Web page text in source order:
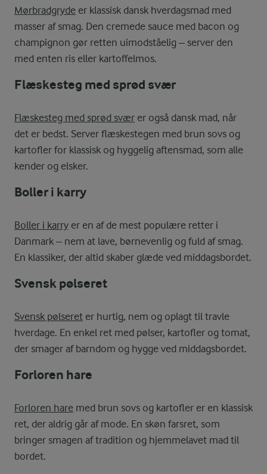
Mørbradgryde er klassisk dansk hverdagsmad med
masser af smag. Den cremede sauce med bacon og
champignon gør retten uimodståelig – server den
med enten ris eller kartoffelmos.
Flæskesteg med sprød svær
Flæskesteg med sprød svær er også dansk mad, når
det er bedst. Server flæskestegen med brun sovs og
kartofler for klassisk og hyggelig aftensmad, som alle
kender og elsker.
Boller i karry
Boller i karry er en af de mest populære retter i
Danmark – nem at lave, børnevenlig og fuld af smag.
En klassiker, der altid skaber glæde ved middagsbordet.
Svensk pølseret
Svensk pølseret er hurtig, nem og oplagt til travle
hverdage. En enkel ret med pølser, kartofler og tomat,
der smager af barndom og hygge ved middagsbordet.
Forloren hare
Forloren hare med brun sovs og kartofler er en klassisk
ret, der aldrig går af mode. En skøn farsret, som
bringer smagen af tradition og hjemmelavet mad til
bordet.